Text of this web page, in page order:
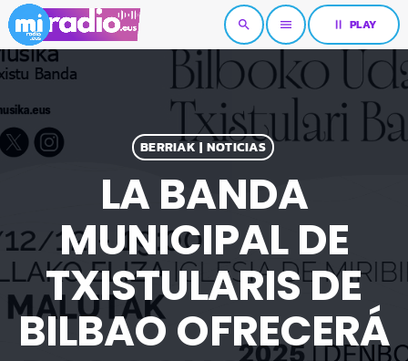
search menu pause PLAY
BERRIAK | NOTICIAS
LA BANDA
MUNICIPAL DE
TXISTULARIS DE
BILBAO OFRECERÁ